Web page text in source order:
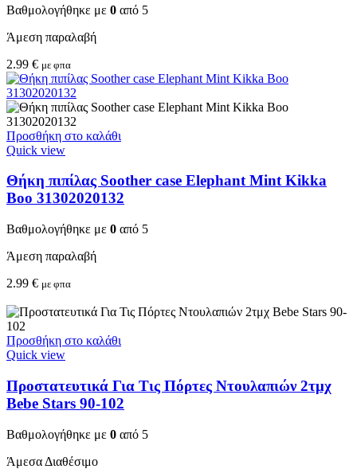
Βαθμολογήθηκε με 0 από 5
Άμεση παραλαβή
2.99 € με φπα
Προσθήκη στο καλάθι
Quick view
Θήκη πιπίλας Soother case Elephant Mint Kikka
Boo 31302020132
Βαθμολογήθηκε με 0 από 5
Άμεση παραλαβή
2.99 € με φπα
Προσθήκη στο καλάθι
Quick view
Προστατευτικά Για Τις Πόρτες Ντουλαπιών 2τμχ
Bebe Stars 90-102
Βαθμολογήθηκε με 0 από 5
Άμεσα Διαθέσιμο